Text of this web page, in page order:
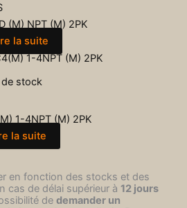
(M) NPT (M) 2PK
la suite
de stock
1-4NPT (M) 2PK
la suite
en fonction des stocks et des
cas de délai supérieur à 12 jours
de demander un